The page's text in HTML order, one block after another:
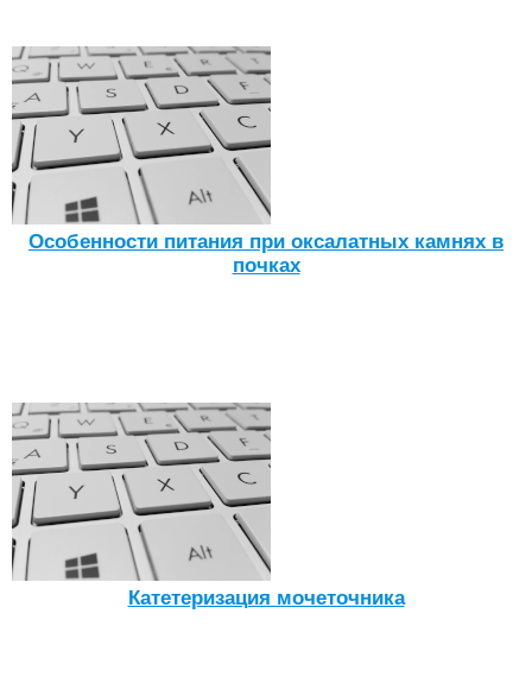
Особенности питания при оксалатных камнях в
почках
Катетеризация мочеточника